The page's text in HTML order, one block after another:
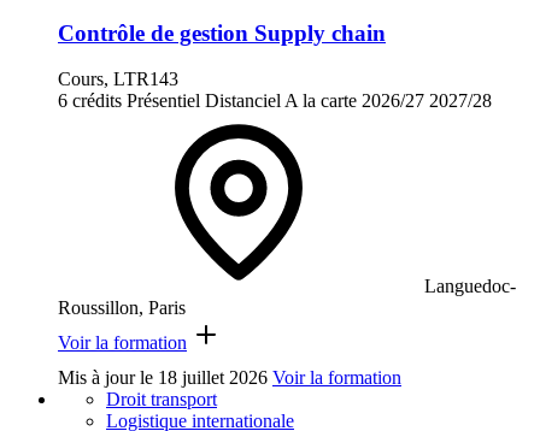
Contrôle de gestion Supply chain
Cours, LTR143
6 crédits Présentiel Distanciel A la carte 2026/27 2027/28
Languedoc-
Roussillon, Paris
Voir la formation
Mis à jour le 18 juillet 2026 Voir la formation
Droit transport
Logistique internationale